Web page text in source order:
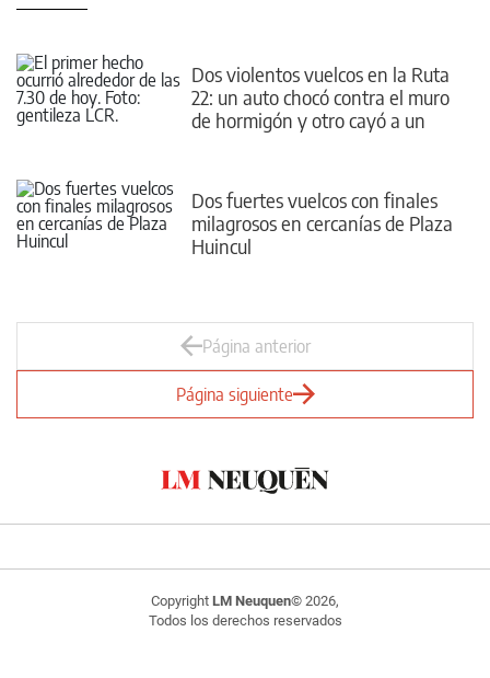
Dos violentos vuelcos en la Ruta
22: un auto chocó contra el muro
de hormigón y otro cayó a un
Dos fuertes vuelcos con finales
milagrosos en cercanías de Plaza
Huincul
Página anterior
Página siguiente
Copyright LM Neuquen© 2026,
Todos los derechos reservados